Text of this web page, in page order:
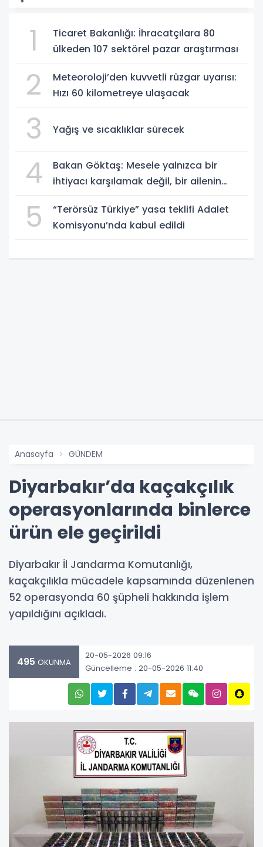
1
Ticaret Bakanlığı: İhracatçılara 80
ülkeden 107 sektörel pazar araştırması
2
Meteoroloji’den kuvvetli rüzgar uyarısı:
Hızı 60 kilometreye ulaşacak
3 Yağış ve sıcaklıklar sürecek
4
Bakan Göktaş: Mesele yalnızca bir
ihtiyacı karşılamak değil, bir ailenin
5
“Terörsüz Türkiye” yasa teklifi Adalet
Komisyonu’nda kabul edildi
Anasayfa GÜNDEM
Diyarbakır’da kaçakçılık
operasyonlarında binlerce
ürün ele geçirildi
Diyarbakır İl Jandarma Komutanlığı,
kaçakçılıkla mücadele kapsamında düzenlenen
52 operasyonda 60 şüpheli hakkında işlem
yapıldığını açıkladı.
495 OKUNMA
20-05-2026 09:16
Güncelleme : 20-05-2026 11:40